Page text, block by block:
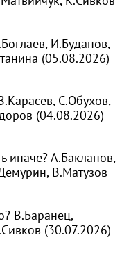
И.Буданов,
(05.08.2026)
С.Обухов,
(04.08.2026)
иначе? А.Бакланов,
В.Матузов
В.Баранец,
(30.07.2026)